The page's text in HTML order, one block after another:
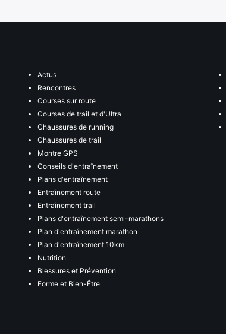
Actus
Rencontres
Courses sur route
Courses de trail et d'Ultra
Chaussures de running
Chaussures de trail
Montre GPS
Conseils d'entraînement
Plans d'entraînement
Entraînement route
Entraînement trail
Plans d'entraînement semi-marathons
Plan d'entraînement marathon
Plan d'entraînement 10km
Nutrition
Blessures et Prévention
Forme et Bien-Être